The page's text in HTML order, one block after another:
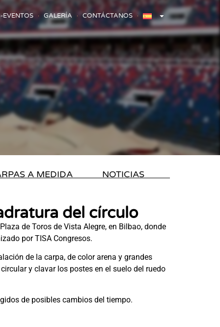
EVENTOS GALERÍA CONTÁCTANOS
A MEDIDA NOTICIAS
del círculo
de Toros de Vista Alegre, en Bilbao, donde
por TISA Congresos.
de la carpa, de color arena y grandes
y clavar los postes en el suelo del ruedo
de posibles cambios del tiempo.